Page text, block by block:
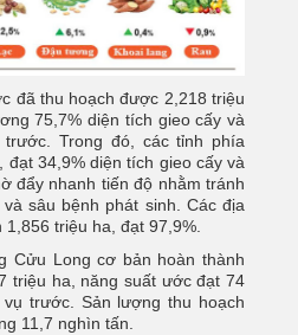
đã thu hoạch được 2,218 triệu
75,7% diện tích gieo cấy và
Trong đó, các tỉnh phía
đạt 34,9% diện tích gieo cấy và
đẩy nhanh tiến độ nhằm tránh
sâu bệnh phát sinh. Các địa
triệu ha, đạt 97,9%.
Cửu Long cơ bản hoàn thành
triệu ha, năng suất ước đạt 74
trước. Sản lượng thu hoạch
11,7 nghìn tấn.